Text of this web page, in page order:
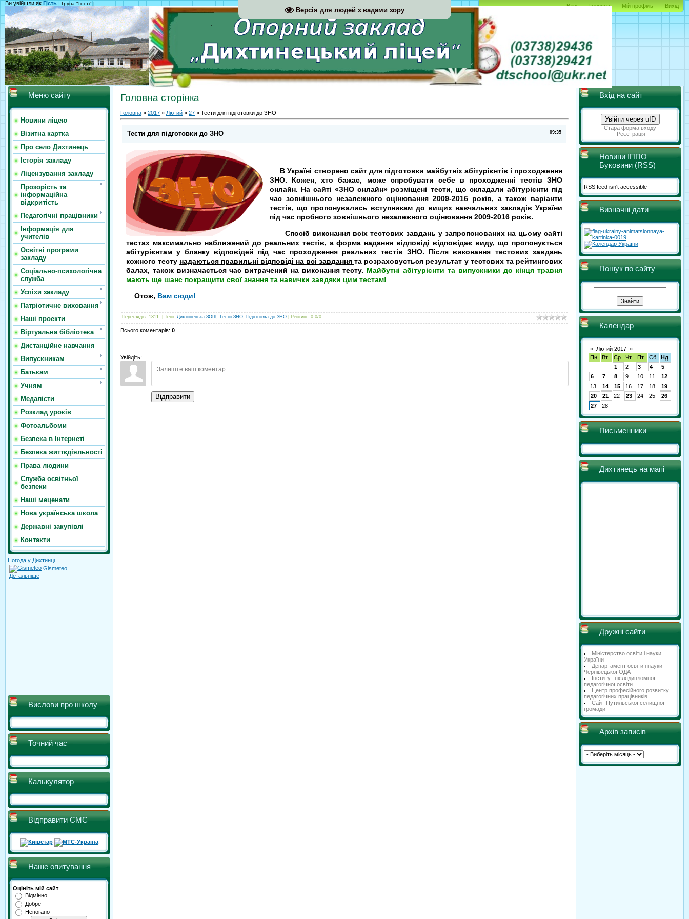
Версія для людей з вадами зору
Вхід Головна Мій профіль Вихід
Ви увійшли як Гість | Група "Гості" |
Меню сайту
Новини ліцею
Візитна картка
Про село Дихтинець
Історія закладу
Ліцензування закладу
Прозорість та
інформаційна
відкритість
Педагогічні працівники
Інформація для
учителів
Освітні програми
закладу
Соціально-психологічна
служба
Успіхи закладу
Патріотичне виховання
Наші проекти
Віртуальна бібліотека
Дистанційне навчання
Випускникам
Батькам
Учням
Медалісти
Розклад уроків
Фотоальбоми
Безпека в Інтернеті
Безпека життєдіяльності
Права людини
Служба освітньої
безпеки
Наші меценати
Нова українська школа
Державні закупівлі
Контакти
Погода у Дихтинці
Gismeteo
Детальніше
Вислови про школу
Точний час
Калькулятор
Відправити СМС
Наше опитування
Оцініть мій сайт
Відмінно
Добре
Непогано
Головна сторінка
Головна » 2017 » Лютий » 27 » Тести для підготовки до ЗНО
Тести для підготовки до ЗНО
В Україні створено сайт для підготовки майбутніх абітурієнтів і проходження
ЗНО. Кожен, хто бажає, може спробувати себе в проходженні тестів ЗНО
онлайн. На сайті «ЗНО онлайн» розміщені тести, що складали абітурієнти під
час зовнішнього незалежного оцінювання 2009-2016 років, а також варіанти
тестів, що пропонувались вступникам до вищих навчальних закладів України
під час пробного зовнішнього незалежного оцінювання 2009-2016 років.
Спосіб виконання всіх тестових завдань у запропонованих на цьому сайті
тестах максимально наближений до реальних тестів, а форма надання відповіді відповідає виду, що пропонується
абітурієнтам у бланку відповідей під час проходження реальних тестів ЗНО. Після виконання тестових завдань
кожного тесту надаються правильні відповіді на всі завдання та розраховується результат у тестових та рейтингових
балах, також визначається час витрачений на виконання тесту. Майбутні абітурієнти та випускники до кінця травня
мають ще шанс покращити свої знання та навички завдяки цим тестам!
Отож, Вам сюди!
Переглядів: 1311 Теги: Дихтинецька ЗОШ Тести ЗНО Підготовка до ЗНО Рейтинг: 0.0/0
Всього коментарів: 0
Увійдіть:
Відправити
Вхід на сайт
Увійти через uID
Стара форма входу
Реєстрація
Новини ІППО
Буковини (RSS)
RSS feed isn't accessible
Визначні дати
Пошук по сайту
Календар
« Лютий 2017 »
Пн
Вт Ср Чт Пт Сб
Нд
1
2 3 4
5
6
7 8 9 10 11
12
13
14 15 16 17 18
19
20
21 22 23 24 25
26
27
28
Письменники
Дихтинець на мапі
Дружні сайти
Міністерство освіти і науки
України
Департамент освіти і науки
Чернівецької ОДА
Інститут післядипломної
педагогічної освіти
Центр професійного розвитку
педагогічних працівників
Сайт Путильської селищної
громади
Архів записів